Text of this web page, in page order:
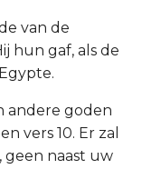
van de
hun gaf, als de
andere goden
vers 10. Er zal
naast uw